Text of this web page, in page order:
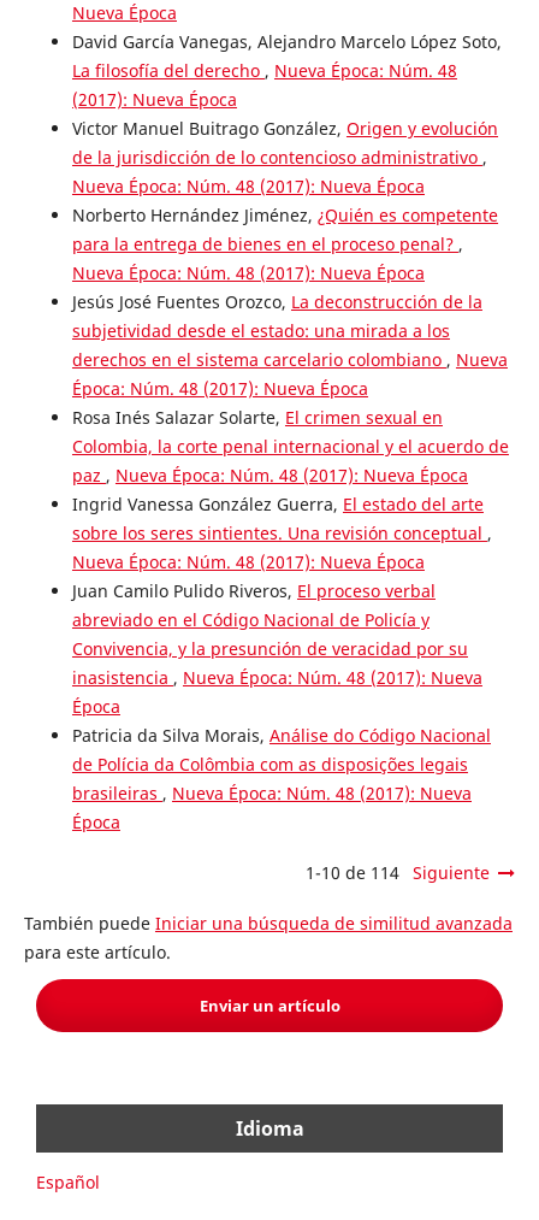
Nueva Época
David García Vanegas, Alejandro Marcelo López Soto,
La filosofía del derecho , Nueva Época: Núm. 48
(2017): Nueva Época
Victor Manuel Buitrago González, Origen y evolución
de la jurisdicción de lo contencioso administrativo ,
Nueva Época: Núm. 48 (2017): Nueva Época
Norberto Hernández Jiménez, ¿Quién es competente
para la entrega de bienes en el proceso penal? ,
Nueva Época: Núm. 48 (2017): Nueva Época
Jesús José Fuentes Orozco, La deconstrucción de la
subjetividad desde el estado: una mirada a los
derechos en el sistema carcelario colombiano , Nueva
Época: Núm. 48 (2017): Nueva Época
Rosa Inés Salazar Solarte, El crimen sexual en
Colombia, la corte penal internacional y el acuerdo de
paz , Nueva Época: Núm. 48 (2017): Nueva Época
Ingrid Vanessa González Guerra, El estado del arte
sobre los seres sintientes. Una revisión conceptual ,
Nueva Época: Núm. 48 (2017): Nueva Época
Juan Camilo Pulido Riveros, El proceso verbal
abreviado en el Código Nacional de Policía y
Convivencia, y la presunción de veracidad por su
inasistencia , Nueva Época: Núm. 48 (2017): Nueva
Época
Patricia da Silva Morais, Análise do Código Nacional
de Polícia da Colômbia com as disposições legais
brasileiras , Nueva Época: Núm. 48 (2017): Nueva
Época
1-10 de 114 Siguiente
También puede Iniciar una búsqueda de similitud avanzada
para este artículo.
Enviar un artículo
Idioma
Español